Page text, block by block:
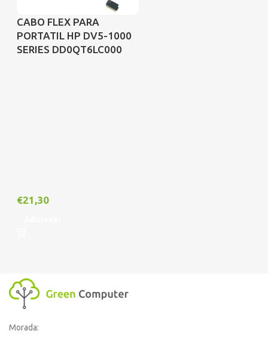
CABO FLEX PARA
PORTATIL HP DV5-1000
SERIES DD0QT6LC000
€21,30
Morada: